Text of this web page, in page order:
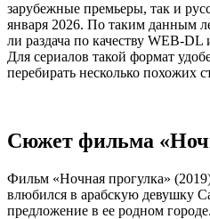
зарубежные премьеры, так и
января 2026. По таким данным
ли раздача по качеству WEB-
Для сериалов такой формат
перебирать несколько похожих
Сюжет фильма
Фильм «Ночная прогулка»
влюбился в арабскую девушку
предложение в ее родном